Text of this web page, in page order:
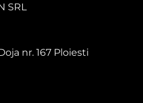
SRL
nr. 167 Ploiesti